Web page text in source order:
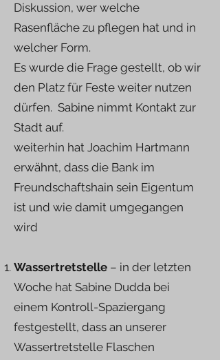
Diskussion, wer welche
Rasenfläche zu pflegen hat und in
welcher Form.
Es wurde die Frage gestellt, ob wir
den Platz für Feste weiter nutzen
dürfen. Sabine nimmt Kontakt zur
Stadt auf.
weiterhin hat Joachim Hartmann
erwähnt, dass die Bank im
Freundschaftshain sein Eigentum
ist und wie damit umgegangen
wird
Wassertretstelle – in der letzten
Woche hat Sabine Dudda bei
einem Kontroll-Spaziergang
festgestellt, dass an unserer
Wassertretstelle Flaschen